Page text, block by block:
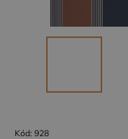
Kód: 928